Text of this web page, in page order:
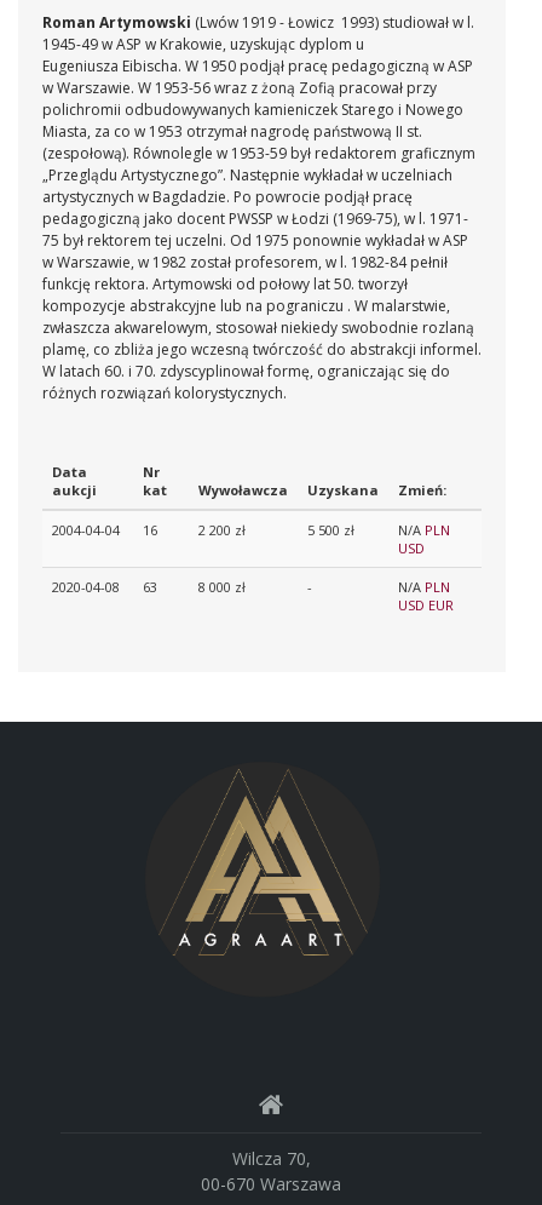
Roman Artymowski (Lwów 1919 - Łowicz 1993) studiował w l.
1945-49 w ASP w Krakowie, uzyskując dyplom u
Eugeniusza Eibischa. W 1950 podjął pracę pedagogiczną w ASP
w Warszawie. W 1953-56 wraz z żoną Zofią pracował przy
polichromii odbudowywanych kamieniczek Starego i Nowego
Miasta, za co w 1953 otrzymał nagrodę państwową II st.
(zespołową). Równolegle w 1953-59 był redaktorem graficznym
„Przeglądu Artystycznego”. Następnie wykładał w uczelniach
artystycznych w Bagdadzie. Po powrocie podjął pracę
pedagogiczną jako docent PWSSP w Łodzi (1969-75), w l. 1971-
75 był rektorem tej uczelni. Od 1975 ponownie wykładał w ASP
w Warszawie, w 1982 został profesorem, w l. 1982-84 pełnił
funkcję rektora. Artymowski od połowy lat 50. tworzył
kompozycje abstrakcyjne lub na pograniczu . W malarstwie,
zwłaszcza akwarelowym, stosował niekiedy swobodnie rozlaną
plamę, co zbliża jego wczesną twórczość do abstrakcji informel.
W latach 60. i 70. zdyscyplinował formę, ograniczając się do
różnych rozwiązań kolorystycznych.
Data
aukcji
Nr
kat
Wywoławcza Uzyskana Zmień:
2004-04-04 16 2 200 zł 5 500 zł N/A PLN
USD
2020-04-08 63 8 000 zł - N/A PLN
USD EUR
Wilcza 70,
00-670 Warszawa